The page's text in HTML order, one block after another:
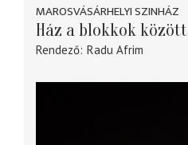
MAROSVÁSÁRHELYI SZINHÁZ
Ház a blokkok között
Rendező Radu Afrim